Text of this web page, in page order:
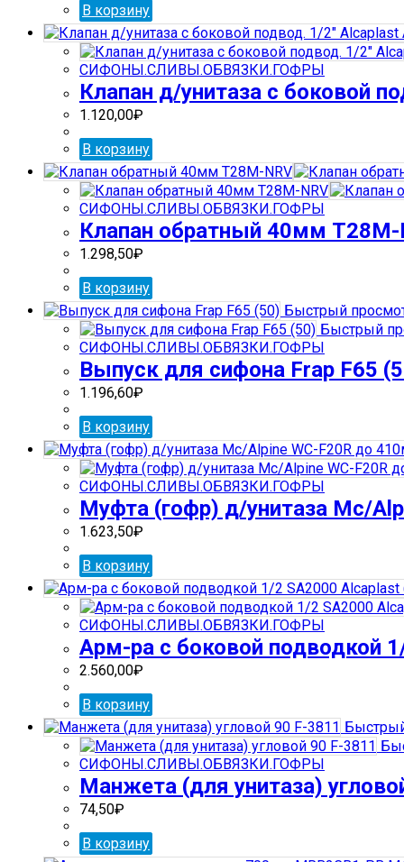
В корзину
СИФОНЫ.СЛИВЫ.ОБВЯЗКИ.ГОФРЫ
Клапан д/унитаза с боковой
1.120,00₽
В корзину
СИФОНЫ.СЛИВЫ.ОБВЯЗКИ.ГОФРЫ
Клапан обратный 40мм Т28М-
1.298,50₽
В корзину
Быстрый
Быстрый
СИФОНЫ.СЛИВЫ.ОБВЯЗКИ.ГОФРЫ
Выпуск для сифона Frap F65
1.196,60₽
В корзину
СИФОНЫ.СЛИВЫ.ОБВЯЗКИ.ГОФРЫ
Муфта (гофр) д/унитаза Mc/
1.623,50₽
В корзину
СИФОНЫ.СЛИВЫ.ОБВЯЗКИ.ГОФРЫ
Арм-ра с боковой подводкой
2.560,00₽
В корзину
СИФОНЫ.СЛИВЫ.ОБВЯЗКИ.ГОФРЫ
Манжета (для унитаза)
74,50₽
В корзину